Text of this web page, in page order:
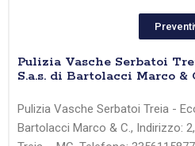
Pulizia Vasche Serbatoi
S.a.s. di Bartolacci Marco &
Pulizia Vasche Serbatoi Treia -
Bartolacci Marco & C., Indirizzo: